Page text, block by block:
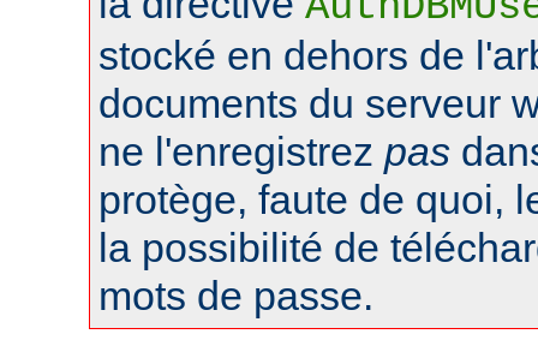
stocké en dehors de
documents du serveur
ne l'enregistrez pas
protège, faute de quoi,
la possibilité de
mots de passe.